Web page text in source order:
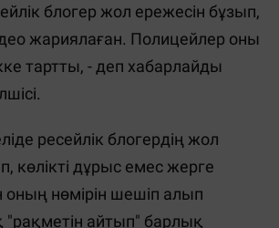
блогер жол ережесін бұзып,
жариялаған. Полицейлер оны
тартты, - деп хабарлайды
ресейлік блогердің жол
көлікті дұрыс емес жерге
оның нөмірін шешіп алып
"рақметін айтып" барлық